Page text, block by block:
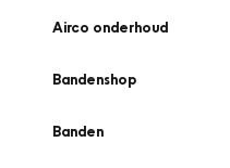
Airco onderhoud
Bandenshop
Banden